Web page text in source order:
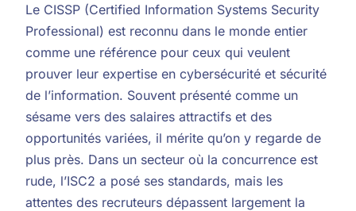
Le CISSP (Certified Information Systems Security
Professional) est reconnu dans le monde entier
comme une référence pour ceux qui veulent
prouver leur expertise en cybersécurité et sécurité
de l’information. Souvent présenté comme un
sésame vers des salaires attractifs et des
opportunités variées, il mérite qu’on y regarde de
plus près. Dans un secteur où la concurrence est
rude, l’ISC2 a posé ses standards, mais les
attentes des recruteurs dépassent largement la